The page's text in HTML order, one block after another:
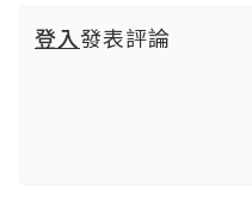
登入發表評論